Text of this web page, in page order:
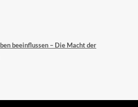
beeinflussen – Die Macht der